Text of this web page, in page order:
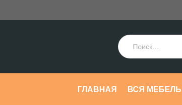
ГЛАВНАЯ ВСЯ МЕБЕЛЬ